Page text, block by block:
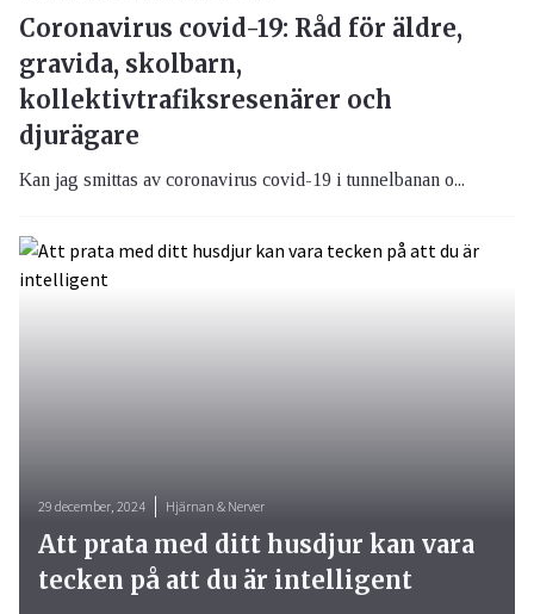
Coronavirus covid-19: Råd för äldre,
gravida, skolbarn,
kollektivtrafiksresenärer och
djurägare
Kan jag smittas av coronavirus covid-19 i tunnelbanan o...
29 december, 2024 Hjärnan & Nerver
Att prata med ditt husdjur kan vara
tecken på att du är intelligent